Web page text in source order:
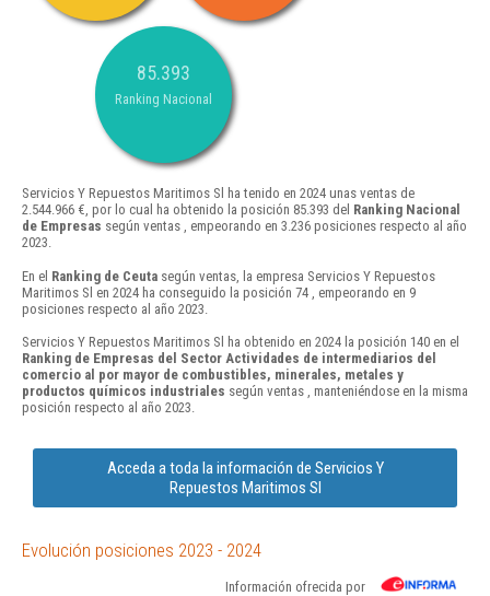
85.393
Ranking Nacional
Servicios Y Repuestos Maritimos Sl ha tenido en 2024 unas ventas de
2.544.966 €, por lo cual ha obtenido la posición 85.393 del Ranking Nacional
de Empresas según ventas , empeorando en 3.236 posiciones respecto al año
2023.
En el Ranking de Ceuta según ventas, la empresa Servicios Y Repuestos
Maritimos Sl en 2024 ha conseguido la posición 74 , empeorando en 9
posiciones respecto al año 2023.
Servicios Y Repuestos Maritimos Sl ha obtenido en 2024 la posición 140 en el
Ranking de Empresas del Sector Actividades de intermediarios del
comercio al por mayor de combustibles, minerales, metales y
productos químicos industriales según ventas , manteniéndose en la misma
posición respecto al año 2023.
Acceda a toda la información de Servicios Y
Repuestos Maritimos Sl
Evolución posiciones 2023 - 2024
Información ofrecida por